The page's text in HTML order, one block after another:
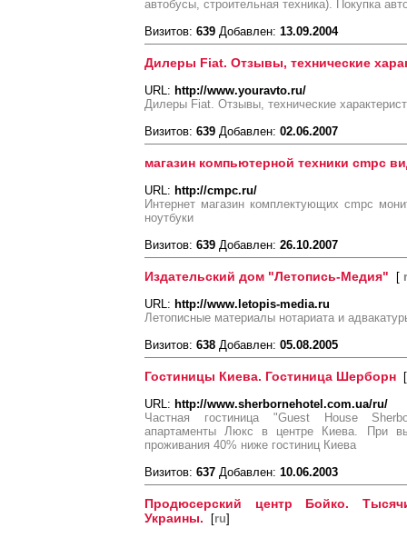
автобусы, строительная техника). Покупка
Визитов: 639 Добавлен: 13.09.2004
Дилеры Fiat. Отзывы, технические
URL: http://www.youravto.ru/
Дилеры Fiat. Отзывы, технические
Визитов: 639 Добавлен: 02.06.2007
магазин компьютерной техники cmpc
URL: http://cmpc.ru/
Интернет магазин комплектующих cmpc
ноутбуки
Визитов: 639 Добавлен: 26.10.2007
Издательский дом "Летопись-Медия" [
URL: http://www.letopis-media.ru
Летописные материалы нотариата и
Визитов: 638 Добавлен: 05.08.2005
Гостиницы Киева. Гостиница Шерборн [
URL: http://www.sherbornehotel.com.ua/ru/
Частная гостиница "Guest House
апартаменты Люкс в центре Киева. При
проживания 40% ниже гостиниц Киева
Визитов: 637 Добавлен: 10.06.2003
Продюсерский центр Бойко.
Украины. [ru]